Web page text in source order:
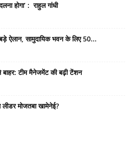
होगा’ : राहुल गांधी
ऐलान, सामुदायिक भवन के लिए 50...
बाहर: टीम मैनेजमेंट की बढ़ी टेंशन
मोजतबा खामेनेई?